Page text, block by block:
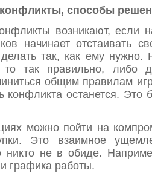
способы
возникают, если
начинает отстаивать
делать так, как ему
так правильно, либо
общим правилам
конфликта останется. Это
можно пойти на
Это взаимное
никто не в обиде.
графика работы.